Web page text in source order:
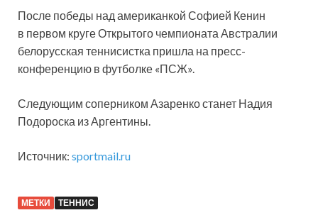
После победы над американкой Софией Кенин
в первом круге Открытого чемпионата Австралии
белорусская теннисистка пришла на пресс-
конференцию в футболке «ПСЖ».
Следующим соперником Азаренко станет Надия
Подороска из Аргентины.
Источник: sportmail.ru
МЕТКИ ТЕННИС